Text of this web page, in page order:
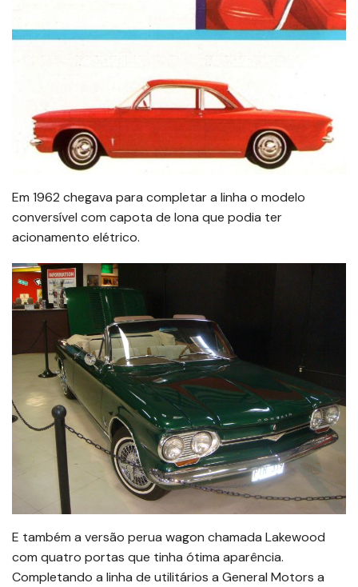
Em 1962 chegava para completar a linha o modelo
conversível com capota de lona que podia ter
acionamento elétrico.
E também a versão perua wagon chamada Lakewood
com quatro portas que tinha ótima aparência.
Completando a linha de utilitários a General Motors a